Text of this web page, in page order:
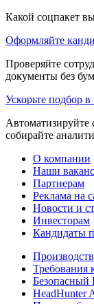
Какой соцпакет
Оформляйте
Проверяйте
документы без
Ускорьте подбор в
Автоматизируйте
собирайте
О компании
Наши
Партнерам
Реклама на
Новости и
Инвесторам
Кандидаты
Требования
Безопасный
HeadHunter